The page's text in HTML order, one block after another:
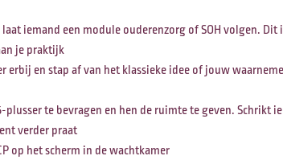
iemand een module ouderenzorg of SOH volgen. Dit
je praktijk
erbij en stap af van het klassieke idee of jouw
plusser te bevragen en hen de ruimte te geven. Schrikt
verder praat
op het scherm in de wachtkamer